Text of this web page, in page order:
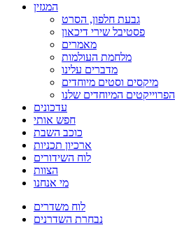
המגזין
גבעת חלפון, הסרט
פסטיבל שירי דיכאון
מאמרים
מלחמת העולמות
מדברים עלינו
מיקסים וסטים מיוחדים
הפרוייקטים המיוחדים שלנו
עדכונים
חפש אותי
כוכב השבת
ארכיון תכניות
לוח השידורים
הצוות
מי אנחנו
לוח משדרים
נבחרת השדרנים